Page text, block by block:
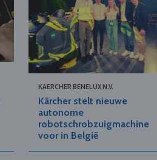
KAERCHER BENELUX N.V.
Kärcher stelt nieuwe
autonome
robotschrobzuigmachine
voor in België